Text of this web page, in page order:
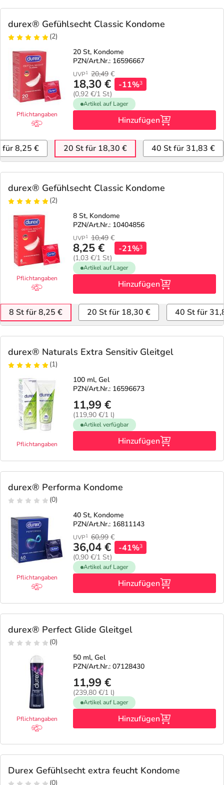
Tierapotheke
Vitamine & Mineralstoffe
Marken
Salus Deals
durex® Gefühlsecht Classic Kondome
(2)
Pflichtangaben
20 St, Kondome
PZN/Art.Nr.: 16596667
UVP1 20,49 €
18,30 €
(0,92 €/1 St)
-11%3
Artikel auf Lager
Hinzufügen
für 8,25 € 20 St für 18,30 € 40 St für 31,83 €
durex® Gefühlsecht Classic Kondome
(2)
Pflichtangaben
8 St, Kondome
PZN/Art.Nr.: 10404856
UVP1 10,49 €
8,25 €
(1,03 €/1 St)
-21%3
Artikel auf Lager
Hinzufügen
8 St für 8,25 € 20 St für 18,30 € 40 St für
durex® Naturals Extra Sensitiv Gleitgel
(1)
Pflichtangaben
100 ml, Gel
PZN/Art.Nr.: 16596673
11,99 €
(119,90 €/1 l)
Artikel verfügbar
Hinzufügen
durex® Performa Kondome
(0)
Pflichtangaben
40 St, Kondome
PZN/Art.Nr.: 16811143
UVP1 60,99 €
36,04 €
(0,90 €/1 St)
-41%3
Artikel auf Lager
Hinzufügen
durex® Perfect Glide Gleitgel
(0)
Pflichtangaben
50 ml, Gel
PZN/Art.Nr.: 07128430
11,99 €
(239,80 €/1 l)
Artikel auf Lager
Hinzufügen
Durex Gefühlsecht extra feucht Kondome
(0)